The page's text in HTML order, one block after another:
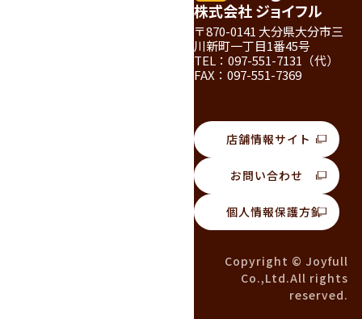
株式会社 ジョイフル
〒870-0141 大分県大分市三
川新町一丁目1番45号
TEL：097-551-7131（代）
FAX：097-551-7369
店舗情報サイト
お問い合わせ
個人情報保護方針
Copyright © Joyfull
Co.,Ltd.All rights
reserved.